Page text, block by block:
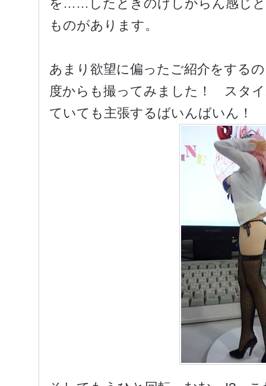
を……したときのけしからん感じ
ものがあります。
あまり欲望に偏ったご紹介をする
度からも撮ってみました！ スタ
ていても主張するばいんばいん！